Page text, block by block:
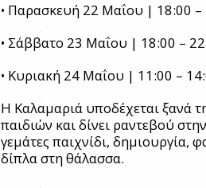
• Παρασκευή 22 Μαΐου | 18:00 –
• Σάββατο 23 Μαΐου | 18:00 –
• Κυριακή 24 Μαΐου | 11:00 –
Η Καλαμαριά υποδέχεται ξανά
παιδιών και δίνει ραντεβού
γεμάτες παιχνίδι, δημιουργία,
δίπλα στη θάλασσα.